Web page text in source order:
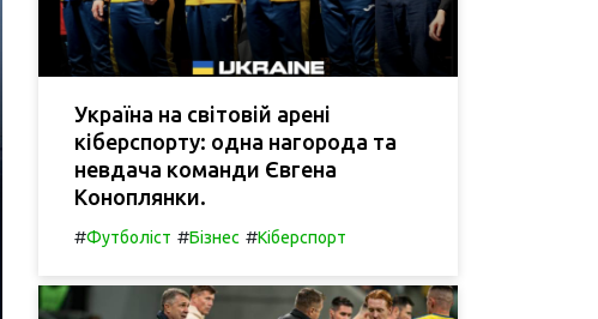
Україна на світовій арені
кіберспорту: одна нагорода та
невдача команди Євгена
Коноплянки.
#Футболіст #Бізнес #Кіберспорт